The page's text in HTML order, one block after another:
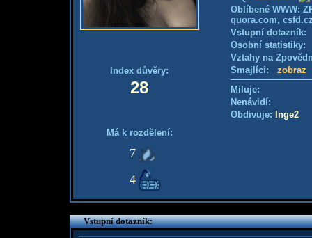
Index důvěry:
28
Má k rozdělení:
7
4
Oblíbené WWW:
quora.com,
Vstupní
Osobní
Vztahy na
Smajlíci: zobraz
Miluje:
Nenávidí:
Obdivuje: Inge2
Vstupní dotazník: